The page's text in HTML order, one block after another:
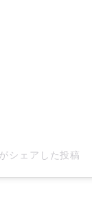
シェアした投稿